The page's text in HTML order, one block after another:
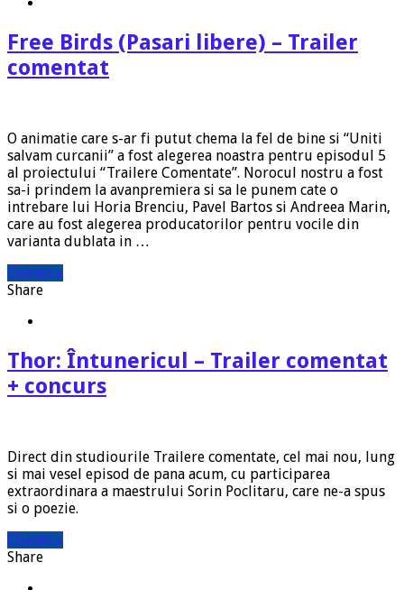
Free Birds (Pasari libere) – Trailer
comentat
O animatie care s-ar fi putut chema la fel de bine si “Uniti
salvam curcanii” a fost alegerea noastra pentru episodul 5
al proiectului “Trailere Comentate”. Norocul nostru a fost
sa-i prindem la avanpremiera si sa le punem cate o
intrebare lui Horia Brenciu, Pavel Bartos si Andreea Marin,
care au fost alegerea producatorilor pentru vocile din
varianta dublata in …
Citeste »
Share
Thor: Întunericul – Trailer comentat
+ concurs
Direct din studiourile Trailere comentate, cel mai nou, lung
si mai vesel episod de pana acum, cu participarea
extraordinara a maestrului Sorin Poclitaru, care ne-a spus
si o poezie.
Citeste »
Share